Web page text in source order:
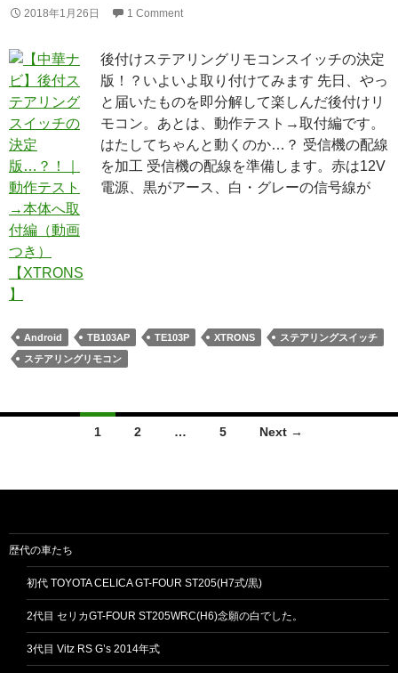
2018年1月26日 1 Comment
後付けステアリングリモコンスイッチの決定
版！？いよいよ取り付けてみます 先日、やっ
と届いたものを即分解して楽しんだ後付けリ
モコン。あとは、動作テスト→取付編です。
はたしてちゃんと動くのか…？ 受信機の配線
を加工 受信機の配線を準備します。赤は12V
電源、黒がアース、白・グレーの信号線が
Android TB103AP TE103P XTRONS
ステアリングスイッチ
ステアリングリモコン
1 2 … 5 Next →
歴代の車たち
初代 TOYOTA CELICA GT-FOUR ST205(H7式/黒)
2代目 セリカGT-FOUR ST205WRC(H6)念願の白でした。
3代目 Vitz RS G’s 2014年式